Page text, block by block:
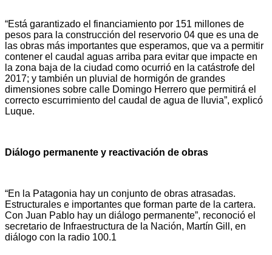
“Está garantizado el financiamiento por 151 millones de
pesos para la construcción del reservorio 04 que es una de
las obras más importantes que esperamos, que va a permitir
contener el caudal aguas arriba para evitar que impacte en
la zona baja de la ciudad como ocurrió en la catástrofe del
2017; y también un pluvial de hormigón de grandes
dimensiones sobre calle Domingo Herrero que permitirá el
correcto escurrimiento del caudal de agua de lluvia”, explicó
Luque.
Diálogo permanente y reactivación de obras
“En la Patagonia hay un conjunto de obras atrasadas.
Estructurales e importantes que forman parte de la cartera.
Con Juan Pablo hay un diálogo permanente”, reconoció el
secretario de Infraestructura de la Nación, Martín Gill, en
diálogo con la radio 100.1